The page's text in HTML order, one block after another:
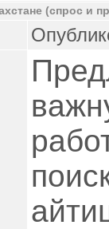
(спрос и